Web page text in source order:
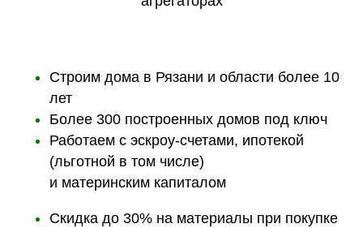
Строим дома в Рязани и области более 10
лет
Более 300 построенных домов под ключ
Работаем с эскроу-счетами, ипотекой
(льготной в том числе)
и материнским капиталом
Скидка до 30% на материалы при покупке